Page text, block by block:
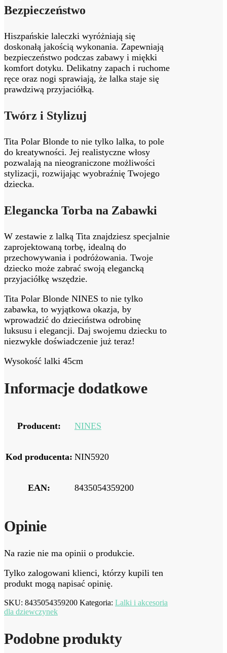
Bezpieczeństwo
Hiszpańskie laleczki wyróżniają się
doskonałą jakością wykonania. Zapewniają
bezpieczeństwo podczas zabawy i miękki
komfort dotyku. Delikatny zapach i ruchome
ręce oraz nogi sprawiają, że lalka staje się
prawdziwą przyjaciółką.
Twórz i Stylizuj
Tita Polar Blonde to nie tylko lalka, to pole
do kreatywności. Jej realistyczne włosy
pozwalają na nieograniczone możliwości
stylizacji, rozwijając wyobraźnię Twojego
dziecka.
Elegancka Torba na Zabawki
W zestawie z lalką Tita znajdziesz specjalnie
zaprojektowaną torbę, idealną do
przechowywania i podróżowania. Twoje
dziecko może zabrać swoją elegancką
przyjaciółkę wszędzie.
Tita Polar Blonde NINES to nie tylko
zabawka, to wyjątkowa okazja, by
wprowadzić do dzieciństwa odrobinę
luksusu i elegancji. Daj swojemu dziecku to
niezwykłe doświadczenie już teraz!
Wysokość lalki 45cm
Informacje dodatkowe
Producent: NINES
Kod producenta: NIN5920
EAN: 8435054359200
Opinie
Na razie nie ma opinii o produkcie.
Tylko zalogowani klienci, którzy kupili ten
produkt mogą napisać opinię.
SKU: 8435054359200 Kategoria: Lalki i akcesoria
dla dziewczynek
Podobne produkty